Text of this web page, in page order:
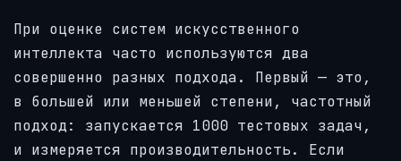
При оценке систем искусственного
интеллекта часто используются два
совершенно разных подхода. Первый — это,
в большей или меньшей степени, частотный
подход: запускается 1000 тестовых задач,
и измеряется производительность. Если